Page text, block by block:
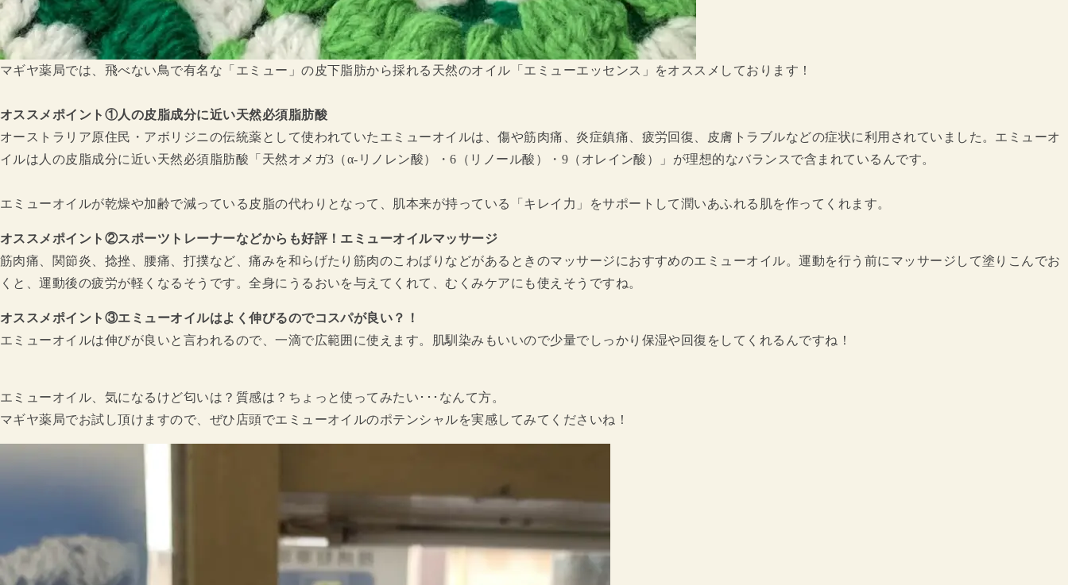
マギヤ薬局では、飛べない鳥で有名な「エミュー」の皮下脂肪から採れる天然のオイル「エミューエッセンス」をオススメしております！
オススメポイント①人の皮脂成分に近い天然必須脂肪酸
オーストラリア原住民・アボリジニの伝統薬として使われていたエミューオイルは、傷や筋肉痛、炎症鎮痛、疲労回復、皮膚トラブルなどの症状に利用されていました。エミューオ
イルは人の皮脂成分に近い天然必須脂肪酸「天然オメガ3（α-リノレン酸）・6（リノール酸）・9（オレイン酸）」が理想的なバランスで含まれているんです。
エミューオイルが乾燥や加齢で減っている皮脂の代わりとなって、肌本来が持っている「キレイ力」をサポートして潤いあふれる肌を作ってくれます。
オススメポイント②スポーツトレーナーなどからも好評！エミューオイルマッサージ
筋肉痛、関節炎、捻挫、腰痛、打撲など、痛みを和らげたり筋肉のこわばりなどがあるときのマッサージにおすすめのエミューオイル。運動を行う前にマッサージして塗りこんでお
くと、運動後の疲労が軽くなるそうです。全身にうるおいを与えてくれて、むくみケアにも使えそうですね。
オススメポイント③エミューオイルはよく伸びるのでコスパが良い？！
エミューオイルは伸びが良いと言われるので、一滴で広範囲に使えます。肌馴染みもいいので少量でしっかり保湿や回復をしてくれるんですね！
エミューオイル、気になるけど匂いは？質感は？ちょっと使ってみたい･･･なんて方。
マギヤ薬局でお試し頂けますので、ぜひ店頭でエミューオイルのポテンシャルを実感してみてくださいね！